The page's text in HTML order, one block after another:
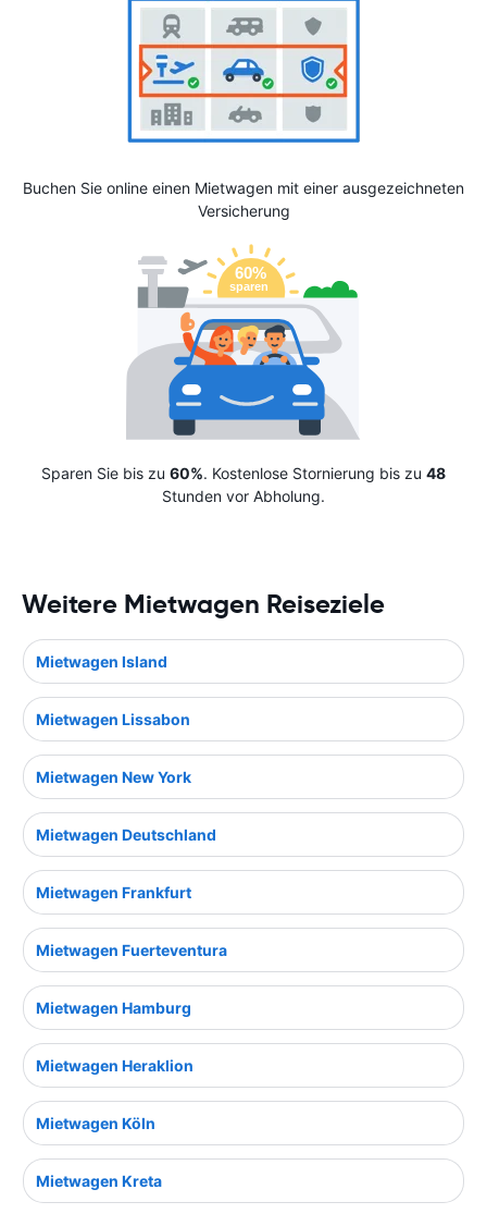
Buchen Sie online einen Mietwagen mit einer ausgezeichneten
Versicherung
Sparen Sie bis zu 60%. Kostenlose Stornierung bis zu 48
Stunden vor Abholung.
Weitere Mietwagen Reiseziele
Mietwagen Island
Mietwagen Lissabon
Mietwagen New York
Mietwagen Deutschland
Mietwagen Frankfurt
Mietwagen Fuerteventura
Mietwagen Hamburg
Mietwagen Heraklion
Mietwagen Köln
Mietwagen Kreta